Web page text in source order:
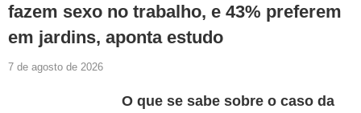
fazem sexo no trabalho, e 43% preferem
em jardins, aponta estudo
7 de agosto de 2026
O que se sabe sobre o caso da